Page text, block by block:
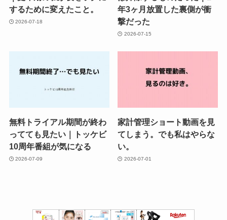
するために変えたこと。
2026-07-18
年3ヶ月放置した裏側が衝
撃だった
2026-07-15
無料トライアル期間が終わ
ってても見たい｜トッケビ
10周年番組が気になる
2026-07-09
家計管理ショート動画を見
てしまう。でも私はやらな
い。
2026-07-01